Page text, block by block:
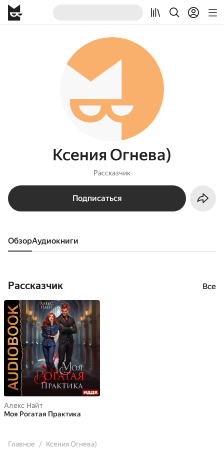
Ксения Огнева)
Рассказчик
Подписаться
Обзор аудиокниги
Рассказчик Все
Алекс Найт
Моя Рогатая Практика
Главное Ксения Огнева)